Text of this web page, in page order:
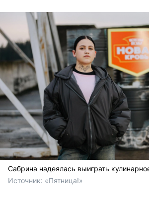
Сабрина надеялась выиграть
Источник: «Пятница!»